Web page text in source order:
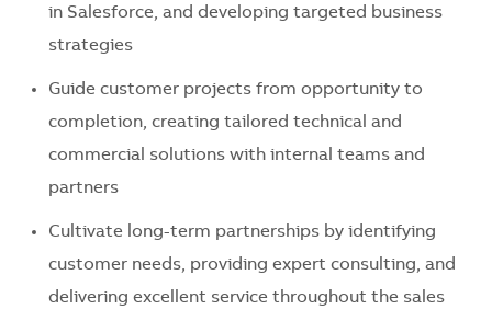
in Salesforce, and developing targeted business
strategies
Guide customer projects from opportunity to
completion, creating tailored technical and
commercial solutions with internal teams and
partners
Cultivate long-term partnerships by identifying
customer needs, providing expert consulting, and
delivering excellent service throughout the sales